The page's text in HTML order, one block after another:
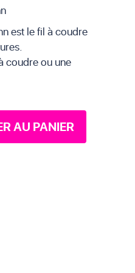
est le fil à coudre
coudre ou une
AU PANIER